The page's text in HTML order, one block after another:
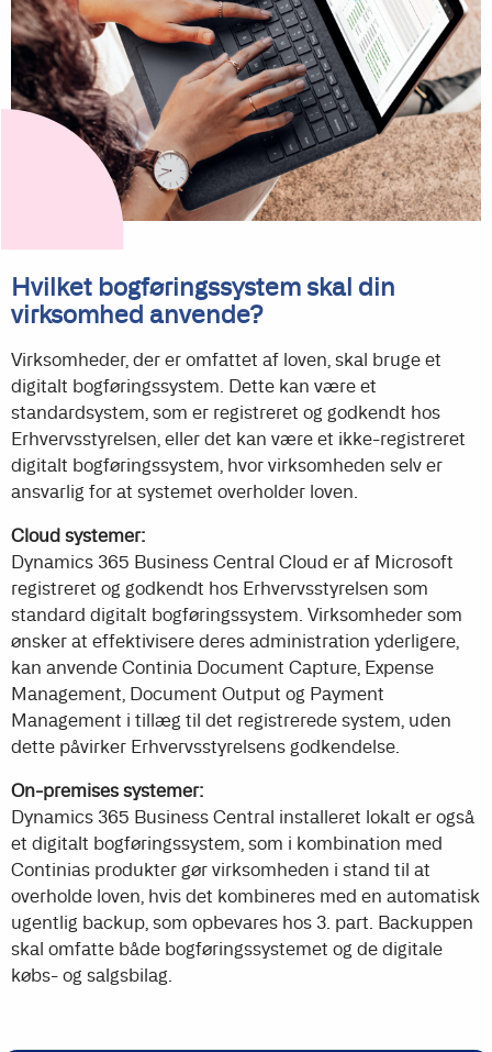
Hvilket bogføringssystem skal din
virksomhed anvende?
Virksomheder, der er omfattet af loven, skal bruge et
digitalt bogføringssystem. Dette kan være et
standardsystem, som er registreret og godkendt hos
Erhvervsstyrelsen, eller det kan være et ikke-registreret
digitalt bogføringssystem, hvor virksomheden selv er
ansvarlig for at systemet overholder loven.
Cloud systemer:
Dynamics 365 Business Central Cloud er af Microsoft
registreret og godkendt hos Erhvervsstyrelsen som
standard digitalt bogføringssystem. Virksomheder som
ønsker at effektivisere deres administration yderligere,
kan anvende Continia Document Capture, Expense
Management, Document Output og Payment
Management i tillæg til det registrerede system, uden
dette påvirker Erhvervsstyrelsens godkendelse.
On-premises systemer:
Dynamics 365 Business Central installeret lokalt er også
et digitalt bogføringssystem, som i kombination med
Continias produkter gør virksomheden i stand til at
overholde loven, hvis det kombineres med en automatisk
ugentlig backup, som opbevares hos 3. part. Backuppen
skal omfatte både bogføringssystemet og de digitale
købs- og salgsbilag.